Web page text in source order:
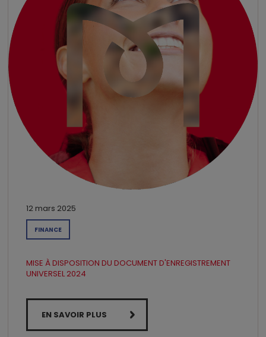
12 mars 2025
FINANCE
MISE À DISPOSITION DU DOCUMENT D'ENREGISTREMENT
UNIVERSEL 2024
EN SAVOIR PLUS